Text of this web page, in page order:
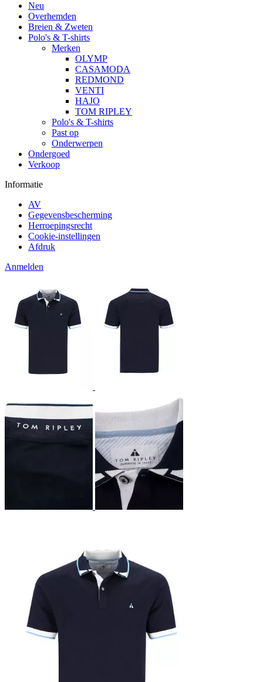
Neu
Overhemden
Breien & Zweten
Polo's & T-shirts
Merken
OLYMP
CASAMODA
REDMOND
VENTI
HAJO
TOM RIPLEY
Polo's & T-shirts
Past op
Onderwerpen
Ondergoed
Verkoop
Informatie
AV
Gegevensbescherming
Herroepingsrecht
Cookie-instellingen
Afdruk
Anmelden